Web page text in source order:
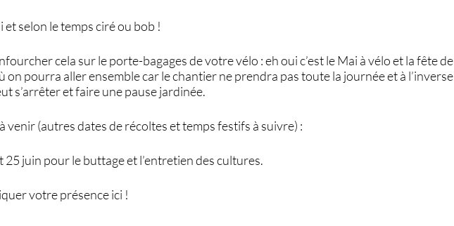
et selon le temps ciré ou bob !
cela sur le porte-bagages de votre vélo : eh oui c’est le Mai à vélo et la fête de
on pourra aller ensemble car le chantier ne prendra pas toute la journée et à l’inverse
s’arrêter et faire une pause jardinée.
venir (autres dates de récoltes et temps festifs à suivre) :
25 juin pour le buttage et l’entretien des cultures.
votre présence ici !